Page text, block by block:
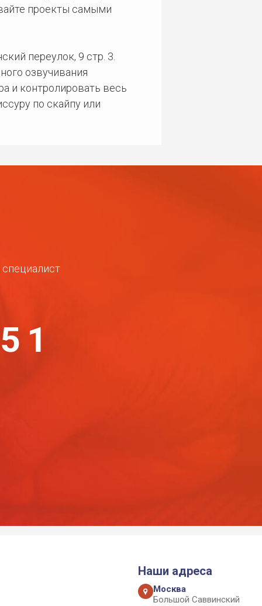
проекты самыми
переулок, 9 стр. 3.
озвучивания
и контролировать весь
по скайпу или
Наши адреса
Москва
Большой Саввинский